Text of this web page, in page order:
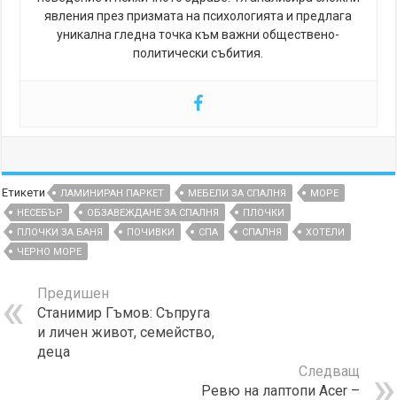
явления през призмата на психологията и предлага
уникална гледна точка към важни обществено-
политически събития.
Етикети ЛАМИНИРАН ПАРКЕТ МЕБЕЛИ ЗА СПАЛНЯ
МОРЕ
НЕСЕБЪР
ОБЗАВЕЖДАНЕ ЗА СПАЛНЯ
ПЛОЧКИ
ПЛОЧКИ ЗА БАНЯ
ПОЧИВКИ СПА СПАЛНЯ
ХОТЕЛИ
ЧЕРНО МОРЕ
Предишен
Станимир Гъмов: Съпруга
и личен живот, семейство,
деца
Следващ
Ревю на лаптопи Acer –